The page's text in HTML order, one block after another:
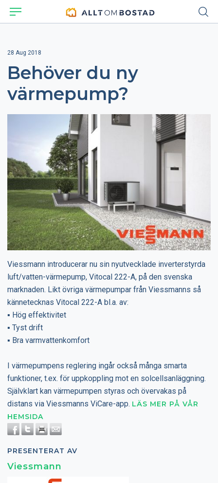
28 Aug 2018
Behöver du ny
värmepump?
Viessmann introducerar nu sin nyutvecklade inverterstyrda
luft/vatten-värmepump, Vitocal 222-A, på den svenska
marknaden. Likt övriga värmepumpar från Viessmanns så
kännetecknas Vitocal 222-A bl.a. av:
▪ Hög effektivitet
▪ Tyst drift
▪ Bra varmvattenkomfort
I värmepumpens reglering ingår också många smarta
funktioner, t.ex. för uppkoppling mot en solcellsanläggning.
Självklart kan värmepumpen styras och övervakas på
distans via Viessmanns ViCare-app. LÄS MER PÅ VÅR
HEMSIDA
PRESENTERAT AV
Viessmann